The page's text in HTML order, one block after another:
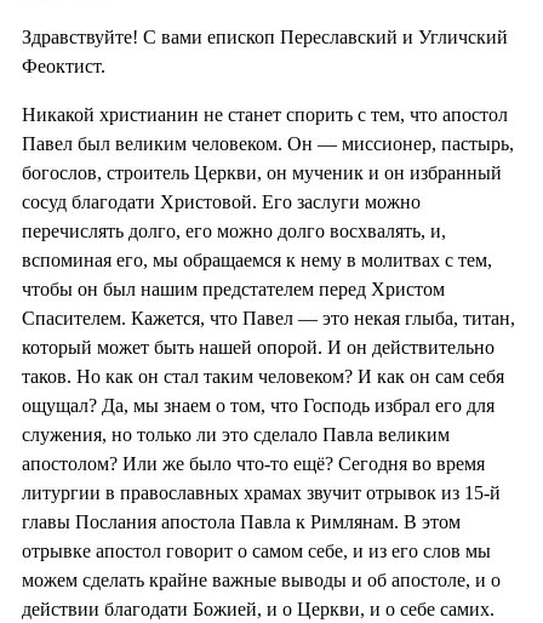
Здравствуйте! С вами епископ Переславский и Угличский
Феоктист.
Никакой христианин не станет спорить с тем, что апостол
Павел был великим человеком. Он — миссионер, пастырь,
богослов, строитель Церкви, он мученик и он избранный
сосуд благодати Христовой. Его заслуги можно
перечислять долго, его можно долго восхвалять, и,
вспоминая его, мы обращаемся к нему в молитвах с тем,
чтобы он был нашим предстателем перед Христом
Спасителем. Кажется, что Павел — это некая глыба, титан,
который может быть нашей опорой. И он действительно
таков. Но как он стал таким человеком? И как он сам себя
ощущал? Да, мы знаем о том, что Господь избрал его для
служения, но только ли это сделало Павла великим
апостолом? Или же было что-то ещё? Сегодня во время
литургии в православных храмах звучит отрывок из 15-й
главы Послания апостола Павла к Римлянам. В этом
отрывке апостол говорит о самом себе, и из его слов мы
можем сделать крайне важные выводы и об апостоле, и о
действии благодати Божией, и о Церкви, и о себе самих.